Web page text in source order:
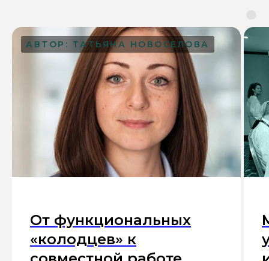
АВТОР: ТАТЬЯНА НОВОСЕЛОВА
От функциональных
«колодцев» к